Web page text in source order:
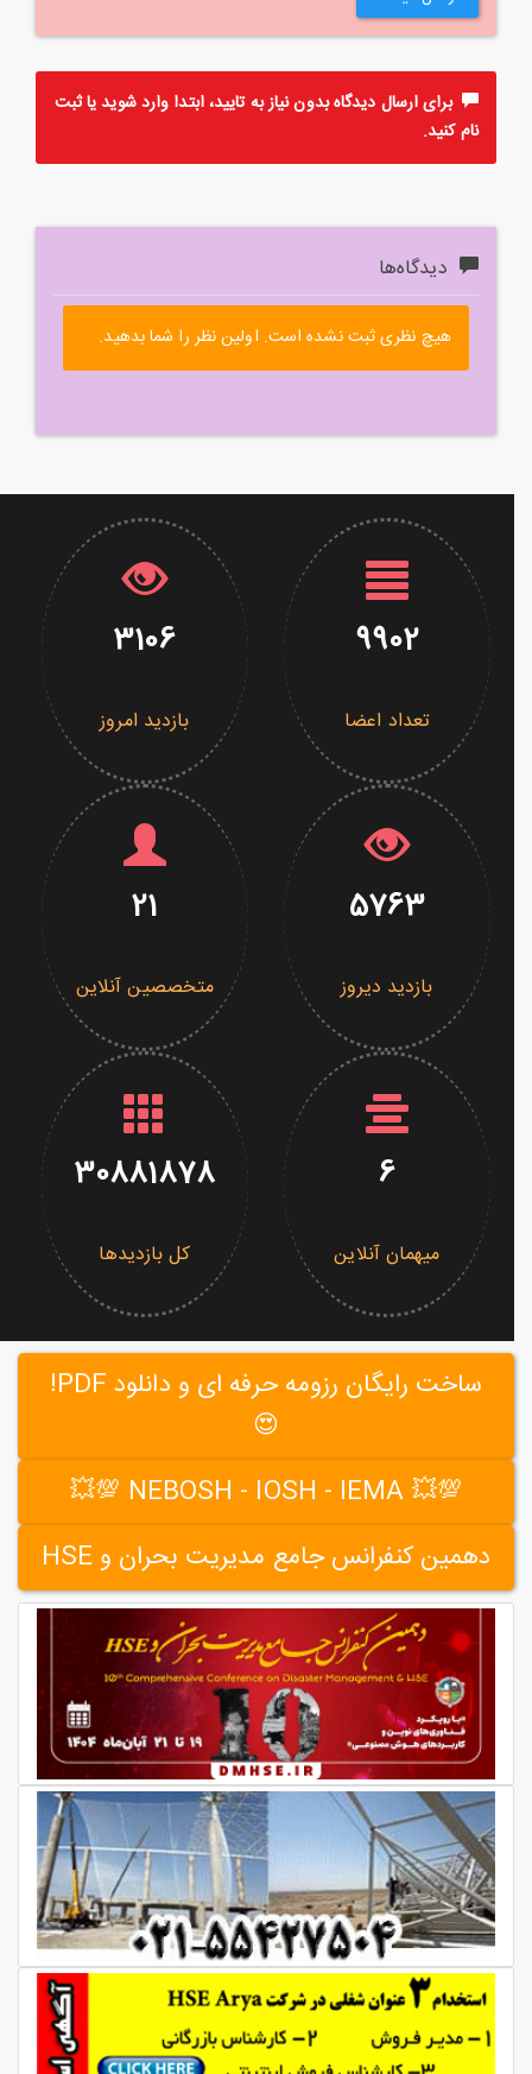
برای ارسال دیدگاه بدون نیاز به تایید، ابتداواردشوید یاثبت
نامکنید.
دیدگاه‌ها
هیچ نظری ثبت نشده است. اولین نظر را شما بدهید.
9902
تعداد اعضا
3106
بازدید امروز
5763
بازدید دیروز
21
متخصصین آنلاین
میهمان آنلاین
30881878
کل بازدیدها
ساخت رایگان رزومه حرفه ای و دانلود PDF!
😍
💯💥 NEBOSH - IOSH - IEMA 💯💥
دهمین کنفرانس جامع مدیریت بحران و HSE